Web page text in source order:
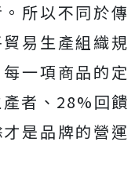
所以不同於傳
易生產組織規
一項商品的定
者、28%回饋
是品牌的營運